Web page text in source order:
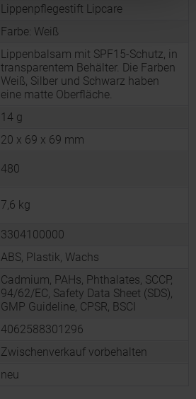
Lippenpflegestift Lipcare
Farbe: Weiß
Lippenbalsam mit SPF15-Schutz, in
transparentem Behälter. Die Farben
Weiß, Silber und Schwarz haben
eine matte Oberfläche.
14 g
20 x 69 x 69 mm
480
7,6 kg
3304100000
ABS, Plastik, Wachs
Cadmium, PAHs, Phthalates, SCCP,
94/62/EC, Safety Data Sheet (SDS),
GMP Guideline, CPSR, BSCI
4062588301296
Zwischenverkauf vorbehalten
neu